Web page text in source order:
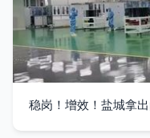
稳岗！增效！盐城拿